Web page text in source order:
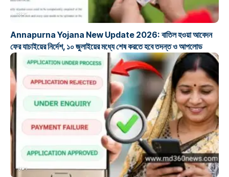
প্রকল্প
Annapurna Yojana New Update 2026: বাতিল হওয়া আবেদন
ফের যাচাইয়ের নির্দেশ, ১০ জুলাইয়ের মধ্যে শেষ করতে হবে তদন্ত ও আপলোড
প্রকল্প